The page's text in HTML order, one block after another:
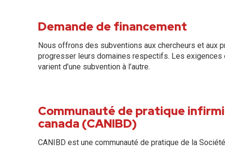
Demande de financement
Nous offrons des subventions aux chercheurs et aux
progresser leurs domaines respectifs. Les
varient d’une subvention à l’autre.
Communauté de pratique
canada (CANIBD)
CANIBD est une communauté de pratique de la